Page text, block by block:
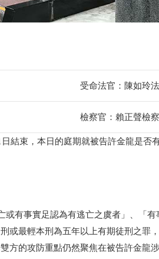
受命法官：陳如玲
檢察官：賴正聲檢
結束，本日的庭期就被告許金龍是否
或有事實足認為有逃亡之虞者」、「
或最輕本刑為五年以上有期徒刑之罪
方的攻防重點仍然聚焦在被告許金龍